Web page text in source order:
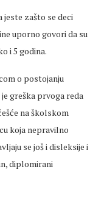
jeste zašto se deci
uporno govori da su
i 5 godina.
o postojanju
greška prvoga reda
na školskom
koja nepravilno
se još i disleksije i
diplomirani